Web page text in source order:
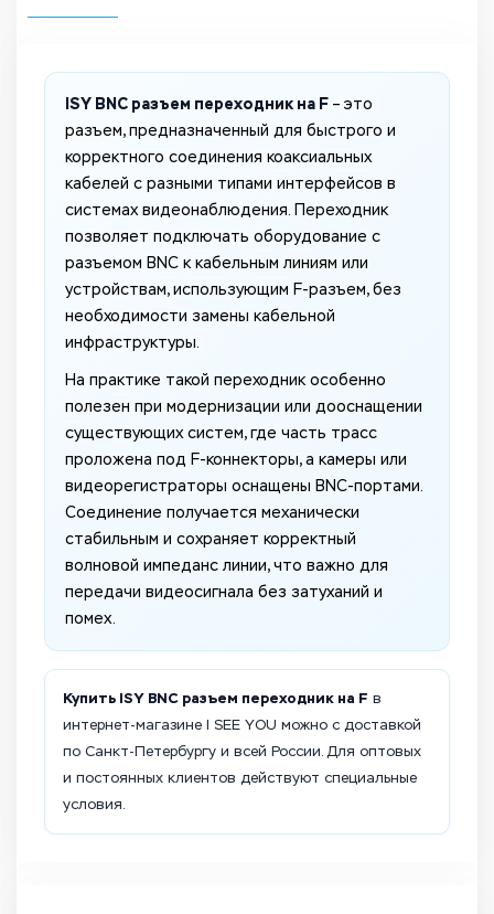
ISY BNC разъем переходник на F – это
разъем, предназначенный для быстрого и
корректного соединения коаксиальных
кабелей с разными типами интерфейсов в
системах видеонаблюдения. Переходник
позволяет подключать оборудование с
разъемом BNC к кабельным линиям или
устройствам, использующим F-разъем, без
необходимости замены кабельной
инфраструктуры.
На практике такой переходник особенно
полезен при модернизации или дооснащении
существующих систем, где часть трасс
проложена под F-коннекторы, а камеры или
видеорегистраторы оснащены BNC-портами.
Соединение получается механически
стабильным и сохраняет корректный
волновой импеданс линии, что важно для
передачи видеосигнала без затуханий и
помех.
Купить ISY BNC разъем переходник на F в
интернет-магазине I SEE YOU можно с доставкой
по Санкт-Петербургу и всей России. Для оптовых
и постоянных клиентов действуют специальные
условия.